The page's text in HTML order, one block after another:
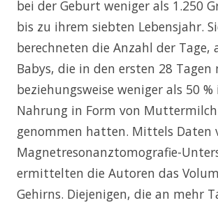
bei der Geburt weniger als 1.250
bis zu ihrem siebten Lebensjahr.
berechneten die Anzahl der Tage,
Babys, die in den ersten 28 Tagen
beziehungsweise weniger als 50
Nahrung in Form von
genommen hatten. Mittels Daten
Magnetresonanztomografie-
ermittelten die Autoren das
Gehirns. Diejenigen, die an mehr